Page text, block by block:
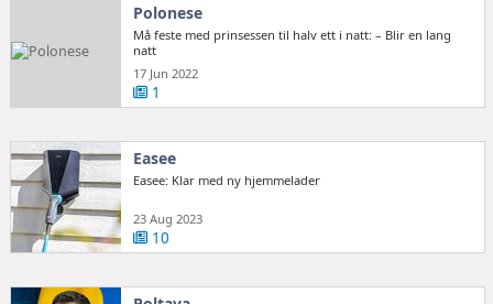
Polonese
Må feste med prinsessen til halv ett i natt: – Blir en lang
natt
17 Jun 2022
1
Easee
Easee: Klar med ny hjemmelader
23 Aug 2023
10